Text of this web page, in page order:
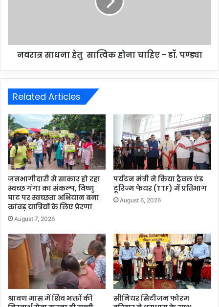
नवरात्र साधना हेतु सात्विक होना चाहिए - डॉ. पण्ड्या
Related Articles
जनभागीदारी से साकार हो रहा
स्वच्छ गंगा का संकल्प, विष्णु
घाट पर स्वच्छता अभियान बना
कांवड़ यात्रियों के लिए प्रेरणा
August 7, 2026
पर्यटन मंत्री ने किया ट्रैवल एंड
टूरिज्म फेयर (TTF) में प्रतिभाग
August 6, 2026
श्रावण मास में शिव भक्तों की
सीनियर सिटीजन फोरम